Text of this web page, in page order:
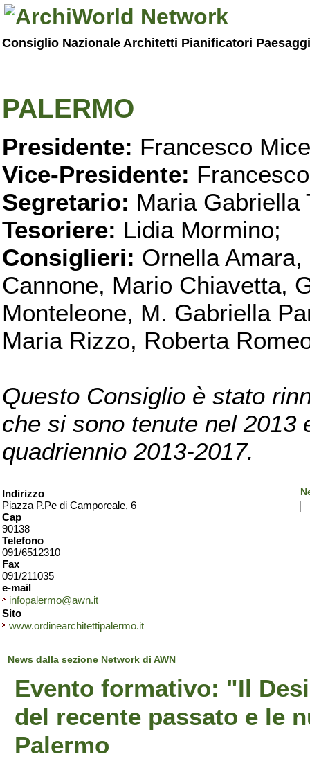
Consiglio Nazionale Architetti Pianificatori
PALERMO
Presidente: Francesco
Vice-Presidente:
Segretario: Maria Gabriella
Tesoriere: Lidia Mormino;
Consiglieri: Ornella
Cannone, Mario Chiavetta,
Monteleone, M. Gabriella
Maria Rizzo, Roberta
Questo Consiglio è stato
che si sono tenute nel 2013
quadriennio 2013-2017.
Indirizzo
Piazza P.Pe di Camporeale, 6
Cap
90138
Telefono
091/6512310
Fax
091/211035
e-mail
infopalermo@awn.it
Sito
www.ordinearchitettipalermo.it
News dalla sezione Network di AWN
Evento formativo: "Il
del recente passato e le
Palermo